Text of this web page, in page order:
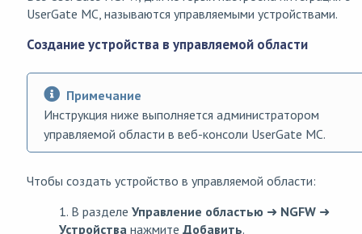
UserGate MC, называются управляемыми устройствами.
Создание устройства в управляемой области
Примечание
Инструкция ниже выполняется администратором
управляемой области в веб-консоли UserGate MC.
Чтобы создать устройство в управляемой области:
1. В разделе Управление областью ➜ NGFW ➜
Устройства нажмите Добавить.